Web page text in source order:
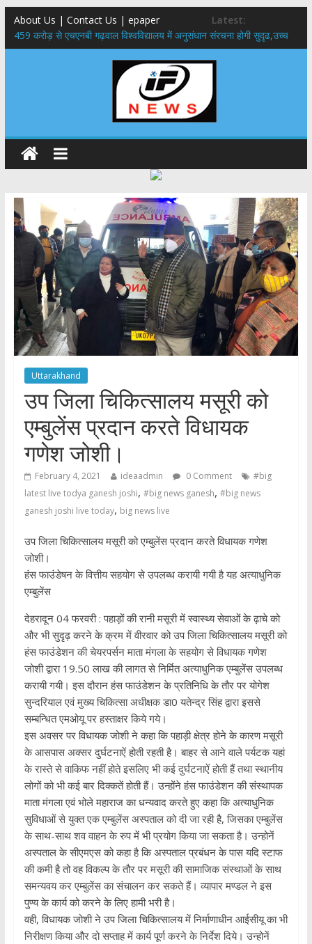
About Us | Contact Us | epaper
Latest:
459 करोड़ से एचएनबी गढ़वाल विश्वविद्यालय में अनुसंधान संरचना होगी सुदृढ,उच्च
शिक्षा मंत्री धन सिंह रावत ने नवनियुक्त केन्द्रीय शिक्षा मंत्री से की मुलाकात
राष्ट्रीय हथकरघा दिवस पर मुख्यमंत्री धामी ने उत्कृष्ट बुनकरों और हस्तशिल्प
​धामी कैबिनेट का बड़ा फैसला: पशुपालकों को 60% तक सब्सिडी, गंगा एक्सप्रेसवे का
​हरिद्वार से वीरभद्र (ऋषिकेश) तक निकली BJYM की भव्य कांवड़ यात्रा; तेजस्वी
सूर्या ने की देश व प्रदेशवासियों के कल्याण की कामना
24×7 अलर्ट मोड में रहें अधिकारी-मुख्य सचिव मानसून-एसईओसी से मुख्य सचिव ने
की विस्तृत समीक्षा कहा-बंद सड़कों को शीघ्र खोला जाए, लोगों को न हो दिक्कत
Uttarakhand
उप जिला चिकित्सालय मसूरी को
एम्बुलेंस प्रदान करते विधायक
गणेश जोशी।
February 4, 2021 ideaadmin 0 Comment
#big
latest live todya ganesh joshi, #big news ganesh, #big news
ganesh joshi live today, big news live
उप जिला चिकित्सालय मसूरी को एम्बुलेंस प्रदान करते विधायक गणेश
जोशी।
हंस फाउंडेषन के वित्तीय सहयोग से उपलब्ध करायी गयी है यह अत्याधुनिक
एम्बुलेंस
देहरादून 04 फरवरी : पहाड़ों की रानी मसूरी में स्वास्थ्य सेवाओं के ढ़ाचे को
और भी सुदृढ़ करने के क्रम में वीरवार को उप जिला चिकित्सालय मसूरी को
हंस फाउंडेशन की चेयरपर्सन माता मंगला के सहयोग से विधायक गणेश
जोशी द्वारा 19.50 लाख की लागत से निर्मित अत्याधुनिक एम्बुलेंस उपलब्ध
करायी गयी। इस दौरान हंस फाउंडेशन के प्रतिनिधि के तौर पर योगेश
सुन्दरियाल एवं मुख्य चिकित्सा अधीक्षक डा0 यतेन्द्र सिंह द्वारा इससे
सम्बन्धित एमओयू पर हस्ताक्षर किये गये।
इस अवसर पर विधायक जोशी ने कहा कि पहाड़ी क्षेत्र होने के कारण मसूरी
के आसपास अक्सर दुर्घटनाऐं होती रहती है। बाहर से आने वाले पर्यटक यहां
के रास्ते से वाकिफ नहीं होते इसलिए भी कई दुर्घटनाऐं होती हैं तथा स्थानीय
लोगों को भी कई बार दिक्कतें होती हैं। उन्होंने हंस फाउंडेशन की संस्थापक
माता मंगला एवं भोले महाराज का धन्यवाद करते हुए कहा कि अत्याधुनिक
सुविधाओं से युक्त एक एम्बुलेंस अस्पताल को दी जा रही है, जिसका एम्बुलेंस
के साथ-साथ शव वाहन के रुप में भी प्रयोग किया जा सकता है। उन्होनें
अस्पताल के सीएमएस को कहा है कि अस्पताल प्रबंधन के पास यदि स्टाफ
की कमी है तो वह विकल्प के तौर पर मसूरी की सामाजिक संस्थाओं के साथ
समन्यवय कर एम्बुलेंस का संचालन कर सकते हैं। व्यापार मण्डल ने इस
पुण्य के कार्य को करने के लिए हामी भरी है।
वही, विधायक जोशी ने उप जिला चिकित्सालय में निर्माणाधीन आईसीयू का भी
निरीक्षण किया और दो सप्ताह में कार्य पूर्ण करने के निर्देश दिये। उन्होनें